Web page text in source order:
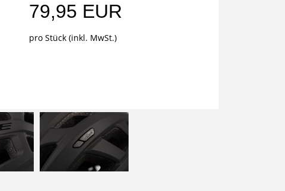
79,95 EUR
pro Stück (inkl. MwSt.)